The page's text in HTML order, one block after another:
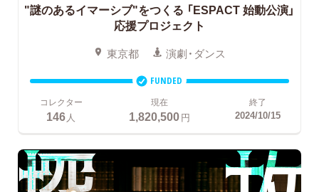
"謎のあるイマーシブ"をつくる 「ESPACT 始動公演」
応援プロジェクト
東京都 演劇・ダンス
FUNDED
コレクター
146 人
現在
1,820,500円
終了
2024/10/15